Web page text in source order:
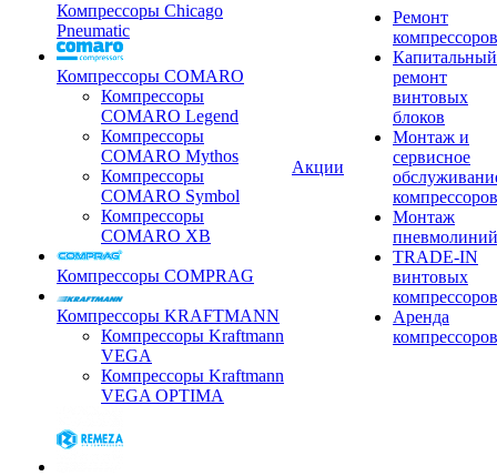
Компрессоры Chicago
Pneumatic
Компрессоры COMARO
Компрессоры
COMARO Legend
Компрессоры
COMARO Mythos
Компрессоры
COMARO Symbol
Компрессоры
COMARO XB
Компрессоры COMPRAG
Компрессоры KRAFTMANN
Компрессоры Kraftmann
VEGA
Компрессоры Kraftmann
VEGA OPTIMA
Акции
Ремонт
компрессоров
Капитальный
ремонт
винтовых
блоков
Монтаж и
сервисное
компрессоров
Монтаж
пневмолиний
TRADE-IN
винтовых
компрессоров
Аренда
компрессоров